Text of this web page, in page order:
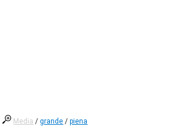
Media /grande /piena